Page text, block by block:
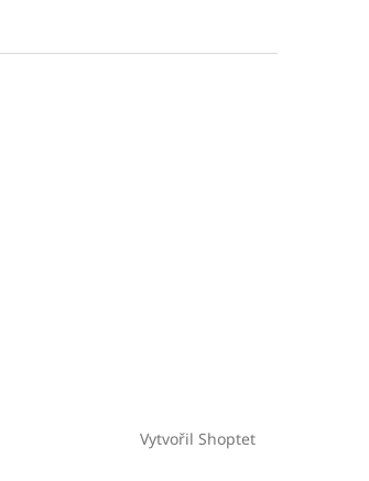
Vytvořil Shoptet